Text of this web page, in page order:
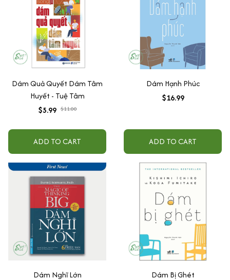
Dám Quả Quyết Dám Tâm
Huyết - Tuệ Tâm
$5.99 $11.00
ADD TO CART
Dám Hạnh Phúc
$16.99
ADD TO CART
Dám Nghĩ Lớn
Dám Bị Ghét